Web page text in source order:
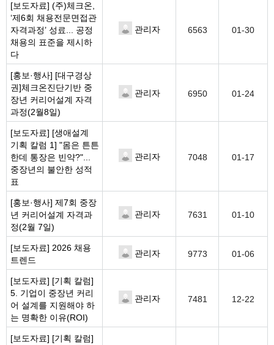
[보도자료] (주)체크온,
‘제6회 채용전문면접관
자격과정’ 성료... 공정
채용의 표준을 제시하
다
관리자 6563 01-30
[홍보·행사] [대구경상
권]체크온진단기반 중
장년 커리어설계 자격
과정(2월8일)
관리자 6950 01-24
[보도자료] [생애설계
기획 칼럼 1] "몸은 튼튼
한데 통장은 빈약?"...
중장년의 불안한 성적
표
관리자 7048 01-17
[홍보·행사] 제7회 중장
년 커리어설계 자격과
정(2월 7일)
관리자 7631 01-10
[보도자료] 2026 채용
트렌드
관리자 9773 01-06
[보도자료] [기획 칼럼]
5. 기업이 중장년 커리
어 설계를 지원해야 하
는 명확한 이유(ROI)
관리자 7481 12-22
[보도자료] [기획 칼럼]